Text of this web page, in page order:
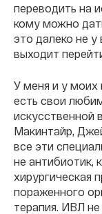
переводить на
кому можно
это далеко не у
выходит
У меня и у моих
есть свои
искусственной
Макинтайр,
все эти
не антибиотик,
хирургическая
пораженного
терапия. ИВЛ не